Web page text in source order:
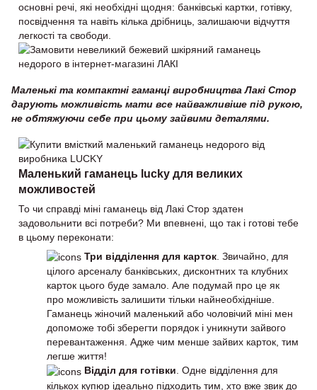
основні речі, які необхідні щодня: банківські картки, готівку,
посвідчення та навіть кілька дрібниць, залишаючи відчуття
легкості та свободи.
Маленькі та компактні гаманці виробництва Лакі Стор
дарують можливість мати все найважливіше під рукою,
не обтяжуючи себе при цьому зайвими деталями.
Маленький гаманець lucky для великих
можливостей
То чи справді міні гаманець від Лакі Стор здатен
задовольнити всі потреби? Ми впевнені, що так і готові тебе
в цьому переконати:
Три відділення для карток . Звичайно, для
цілого арсеналу банківських, дисконтних та клубних
карток цього буде замало. Але подумай про це як
про можливість залишити тільки найнеобхідніше.
Гаманець жіночий маленький або чоловічий міні мен
допоможе тобі зберегти порядок і уникнути зайвого
перевантаження. Адже чим менше зайвих карток, тим
легше життя!
Відділ для готівки. Одне відділення для
кількох купюр ідеально підходить тим, хто вже звик до